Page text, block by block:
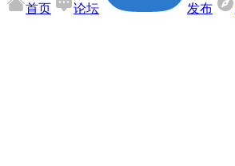
首页 论坛 发布